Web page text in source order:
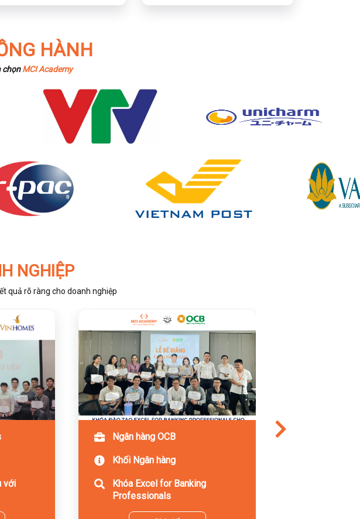
HÀNH
chọnMCI Academy
NGHIỆP
quả rõ ràng cho doanh nghiệp
với
Ngân hàng OCB
Khối Ngân hàng
Khóa Excel for Banking
Professionals